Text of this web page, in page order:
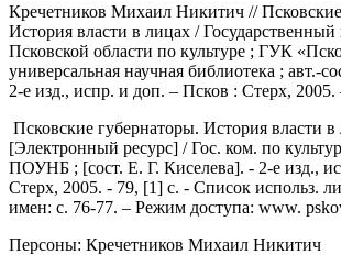
Кречетников Михаил Никитич //
История власти в лицах / Государственный
Псковской области по культуре ; ГУК
универсальная научная библиотека ; авт.-
2-е изд., испр. и доп. – Псков : Стерх,
Псковские губернаторы. История власти в
[Электронный ресурс] / Гос. ком. по
ПОУНБ ; [сост. Е. Г. Киселева]. - 2-е изд.,
Стерх, 2005. - 79, [1] с. - Список использ.
имен: с. 76-77. – Режим доступа: www.
Персоны: Кречетников Михаил Никитич